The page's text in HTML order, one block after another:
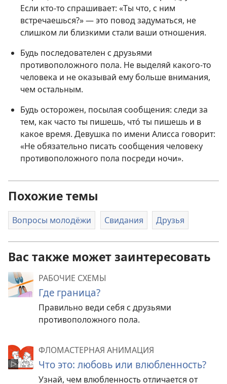
Если кто-то спрашивает: «Ты что, с ним
встречаешься?» — это повод задуматься, не
слишком ли близкими стали ваши отношения.
Будь последователен с друзьями
противоположного пола. Не выделяй какого-то
человека и не оказывай ему больше внимания,
чем остальным.
Будь осторожен, посылая сообщения: следи за
тем, как часто ты пишешь, что́ ты пишешь и в
какое время. Девушка по имени Алисса говорит:
«Не обязательно писать сообщения человеку
противоположного пола посреди ночи».
Похожие темы
Вопросы молодёжи Свидания Друзья
Вас также может заинтересовать
РАБОЧИЕ СХЕМЫ
Где граница?
Правильно веди себя с друзьями
противоположного пола.
ФЛОМАСТЕРНАЯ АНИМАЦИЯ
Что это: любовь или влюбленность?
Узнай, чем влюбленность отличается от